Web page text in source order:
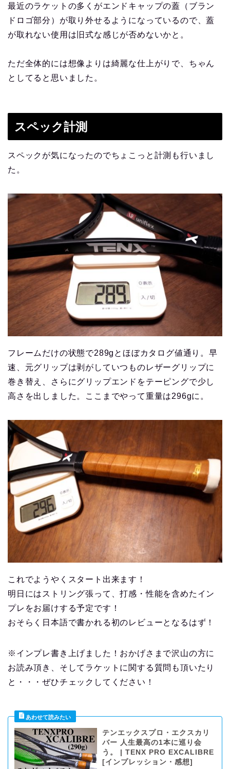
最近のラケットの多くがエンドキャップの蓋（ブラン
ドロゴ部分）が取り外せるようになっているので、蓋
が取れない使用は旧式な感じが否めないかと。
ただ全体的には想像よりは綺麗な仕上がりで、ちゃん
としてると思いました。
スペック計測
スペックが気になったのでちょこっと計測も行いまし
た。
フレームだけの状態で289gとほぼカタログ値通り。早
速、元グリップは剥がしていつものレザーグリップに
巻き替え、さらにグリップエンドをテーピングで少し
高さを出しました。ここまでやって重量は296gに。
これでようやくスタート出来ます！
明日にはストリング張って、打感・性能を含めたイン
プレをお届けする予定です！
おそらく日本語で書かれる初のレビューとなるはず！
※インプレ書き上げました！おかげさまで沢山の方に
お読み頂き、そしてラケットに関する質問も頂いたり
と・・・ぜひチェックしてください！
テンエックスプロ・エクスカリ
バー 人生最高の1本に巡り会
う。 | TENX PRO EXCALIBRE
[インプレッション・感想]